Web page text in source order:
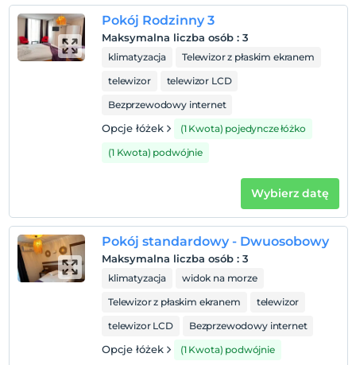
Pokaż na mapie
Wymeldować się
Zwierzęta są dozwolone. Żadnych dodatkowych opłat.
Palenie
Zakaz palenia w pokoju
Niemowlęta do wieku do 2 są bezpłatne.
1 dzieci w wieku poniżej 4 jest/jest bezpłatne za pokój
Pokój Rodzinny 3
Maksymalna liczba osób : 3
klimatyzacja
Telewizor z płaskim ekranem
telewizor
telewizor LCD
Bezprzewodowy internet
Opcje łóżek
(1 Kwota) pojedyncze łóżko
(1 Kwota) podwójnie
Wybierz datę
Pokój standardowy - Dwuosobowy
Maksymalna liczba osób : 3
klimatyzacja
widok na morze
Telewizor z płaskim ekranem
telewizor
telewizor LCD
Bezprzewodowy internet
Opcje łóżek (1 Kwota) podwójnie